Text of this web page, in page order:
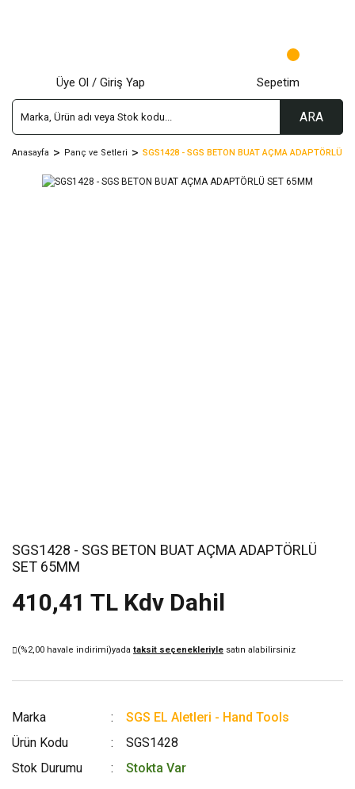
ARA
Üye Ol / Giriş Yap Sepetim
Anasayfa Panç ve Setleri SGS1428 - SGS BETON BUAT AÇMA ADAPTÖRLÜ
SGS1428 - SGS BETON BUAT AÇMA ADAPTÖRLÜ
SET 65MM
410,41 TL Kdv Dahil
(%2,00 havale indirimi)yada taksit seçenekleriyle satın alabilirsiniz
Marka
SGS EL Aletleri - Hand Tools
Ürün Kodu
SGS1428
Stok Durumu
Stokta Var